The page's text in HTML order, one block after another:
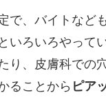
で、バイトなど
いろいろやって
り、皮膚科での
ることから ピア